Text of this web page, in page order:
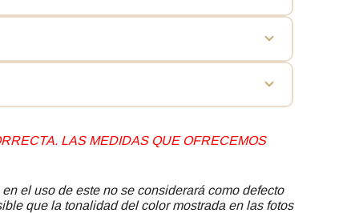
bien como sandalias cómodas de diario.
se muevan con naturalidad. Esto las convierte
no comprima la parte delantera del pie.
en cuenta que las medidas ofrecidas
sandalias barefoot.
de calor directas, para conservar mejor la
LAS MEDIDAS QUE OFRECEMOS
el uso de este no se considerará como defecto
que la tonalidad del color mostrada en las fotos